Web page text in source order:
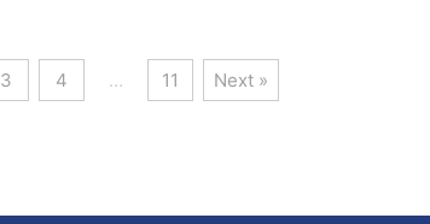
3 4 … 11 Next »